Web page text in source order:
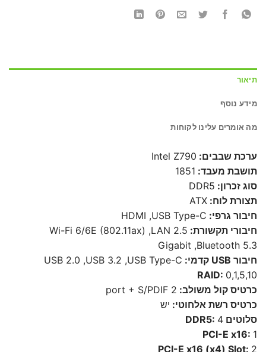
תיאור
מידע נוסף
מה אומרים עלינו לקוחות
ערכת שבבים: Intel Z790
תושבת מעבד: 1851
סוג זכרון: DDR5
תצורת לוח: ATX
חיבור גרפי: HDMI ,USB Type-C
חיבורי תקשורת: Wi-Fi 6/6E (802.11ax) ,LAN 2.5
Gigabit ,Bluetooth 5.3
חיבור USB קדמי:
USB 2.0 ,USB 3.2 ,USB Type-C
RAID: 0,1,5,10
כרטיס קול משולב: 2 port + S/PDIF
כרטיס רשת אלחוטי: יש
סלוטים DDR5: 4
PCI-E x16: 1
PCI-E x16 (x4) Slot: 2